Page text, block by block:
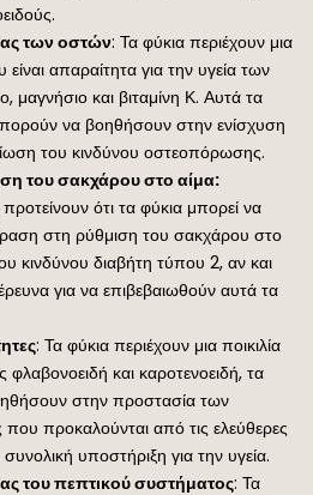
των οστών: Τα φύκια περιέχουν μια
απαραίτητα για την υγεία των
και βιταμίνη Κ. Αυτά τα
να βοηθήσουν στην ενίσχυση
του κινδύνου οστεοπόρωσης.
του σακχάρου στο αίμα:
ότι τα φύκια μπορεί να
στη ρύθμιση του σακχάρου στο
κινδύνου διαβήτη τύπου 2, αν και
για να επιβεβαιωθούν αυτά τα
: Τα φύκια περιέχουν μια ποικιλία
φλαβονοειδή και καροτενοειδή, τα
στην προστασία των
προκαλούνται από τις ελεύθερες
υποστήριξη για την υγεία.
του πεπτικού συστήματος: Τα